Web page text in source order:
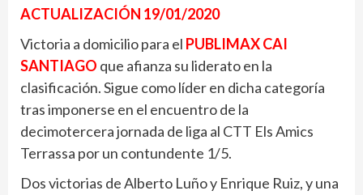
ACTUALIZACIÓN 19/01/2020
Victoria a domicilio para el PUBLIMAX CAI
SANTIAGO que afianza su liderato en la
clasificación. Sigue como líder en dicha categoría
tras imponerse en el encuentro de la
decimotercera jornada de liga al CTT Els Amics
Terrassa por un contundente 1/5.
Dos victorias de Alberto Luño y Enrique Ruiz, y una